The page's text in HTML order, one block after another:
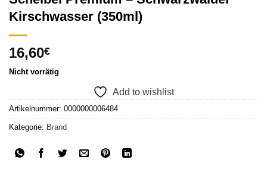
Kirschwasser (350ml)
16,60€
Nicht vorrätig
Add to wishlist
Artikelnummer: 0000000006484
Kategorie: Brand